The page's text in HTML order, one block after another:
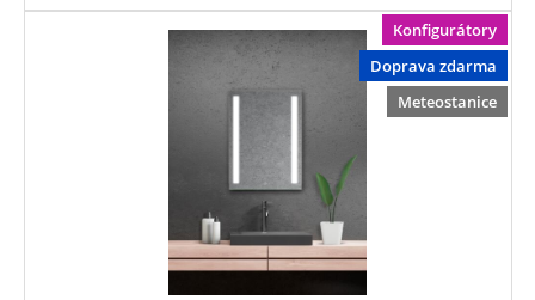
Konfigurátory
Doprava zdarma
Meteostanice